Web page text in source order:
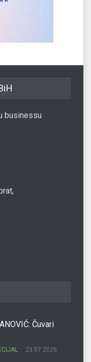
businessu
Čuvari
23.07.2026.